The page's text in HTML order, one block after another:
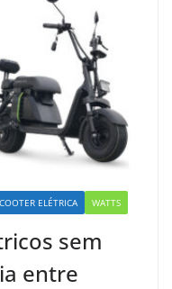
ELÉTRICA WATTS
sem
entre